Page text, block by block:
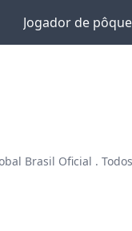
Jogador de
Brasil Oficial .